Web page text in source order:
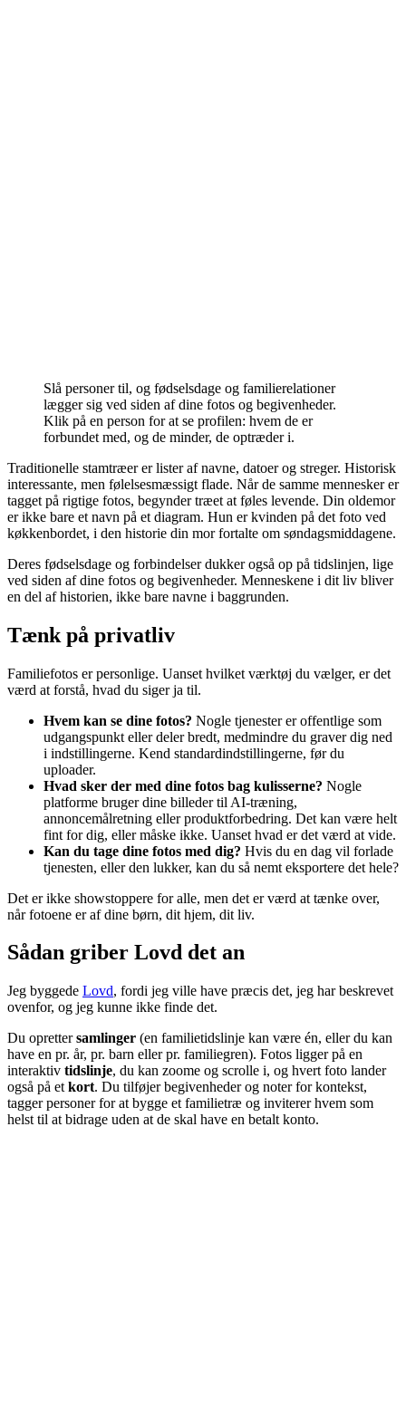
Slå personer til, og fødselsdage og familierelationer
lægger sig ved siden af dine fotos og begivenheder.
Klik på en person for at se profilen: hvem de er
forbundet med, og de minder, de optræder i.
Traditionelle stamtræer er lister af navne, datoer og streger. Historisk
interessante, men følelsesmæssigt flade. Når de samme mennesker er
tagget på rigtige fotos, begynder træet at føles levende. Din oldemor
er ikke bare et navn på et diagram. Hun er kvinden på det foto ved
køkkenbordet, i den historie din mor fortalte om søndagsmiddagene.
Deres fødselsdage og forbindelser dukker også op på tidslinjen, lige
ved siden af dine fotos og begivenheder. Menneskene i dit liv bliver
en del af historien, ikke bare navne i baggrunden.
Tænk på privatliv
Familiefotos er personlige. Uanset hvilket værktøj du vælger, er det
værd at forstå, hvad du siger ja til.
Hvem kan se dine fotos? Nogle tjenester er offentlige som
udgangspunkt eller deler bredt, medmindre du graver dig ned
i indstillingerne. Kend standardindstillingerne, før du
uploader.
Hvad sker der med dine fotos bag kulisserne? Nogle
platforme bruger dine billeder til AI-træning,
annoncemålretning eller produktforbedring. Det kan være helt
fint for dig, eller måske ikke. Uanset hvad er det værd at vide.
Kan du tage dine fotos med dig? Hvis du en dag vil forlade
tjenesten, eller den lukker, kan du så nemt eksportere det hele?
Det er ikke showstoppere for alle, men det er værd at tænke over,
når fotoene er af dine børn, dit hjem, dit liv.
Sådan griber Lovd det an
Jeg byggede Lovd, fordi jeg ville have præcis det, jeg har beskrevet
ovenfor, og jeg kunne ikke finde det.
Du oprettersamlinger (en familietidslinje kan være én, eller du kan
have en pr. år, pr. barn eller pr. familiegren). Fotos ligger på en
interaktiv tidslinje, du kan zoome og scrolle i, og hvert foto lander
også på et kort. Du tilføjer begivenheder og noter for kontekst,
tagger personer for at bygge et familietræ og inviterer hvem som
helst til at bidrage uden at de skal have en betalt konto.